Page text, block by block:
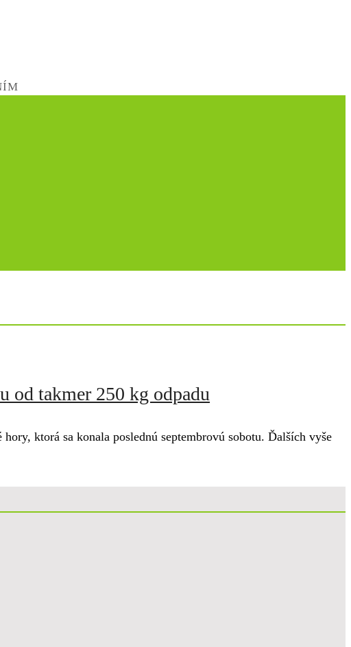
od takmer 250 kg odpadu
ktorá sa konala poslednú septembrovú sobotu. Ďalších vyše